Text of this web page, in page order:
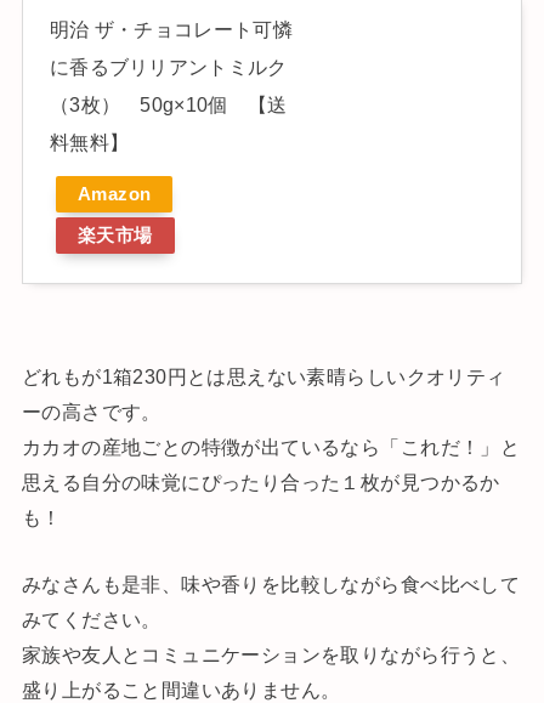
明治 ザ・チョコレート可憐
に香るブリリアントミルク
（3枚） 50g×10個 【送
料無料】
Amazon
楽天市場
どれもが1箱230円とは思えない素晴らしいクオリティ
ーの高さです。
カカオの産地ごとの特徴が出ているなら「これだ！」と
思える自分の味覚にぴったり合った１枚が見つかるか
も！
みなさんも是非、味や香りを比較しながら食べ比べして
みてください。
家族や友人とコミュニケーションを取りながら行うと、
盛り上がること間違いありません。